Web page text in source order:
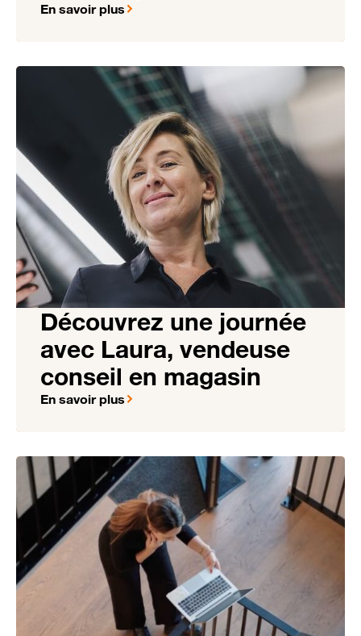
En savoir plus
Découvrez une journée
avec Laura, vendeuse
conseil en magasin
En savoir plus